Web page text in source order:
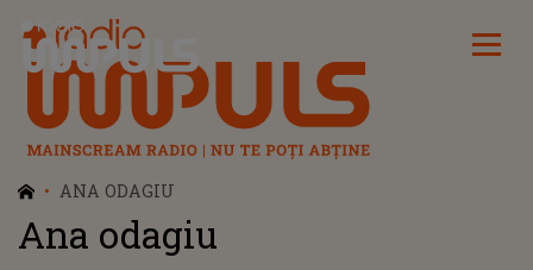
Radio Impuls
ANA ODAGIU
Ana odagiu